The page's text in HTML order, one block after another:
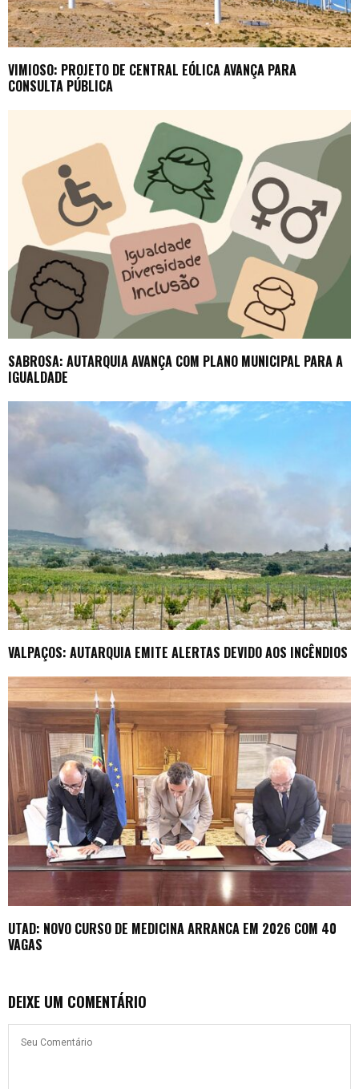
VIMIOSO: PROJETO DE CENTRAL EÓLICA AVANÇA PARA
CONSULTA PÚBLICA
SABROSA: AUTARQUIA AVANÇA COM PLANO MUNICIPAL PARA A
IGUALDADE
VALPAÇOS: AUTARQUIA EMITE ALERTAS DEVIDO AOS INCÊNDIOS
UTAD: NOVO CURSO DE MEDICINA ARRANCA EM 2026 COM 40
VAGAS
DEIXE UM COMENTÁRIO